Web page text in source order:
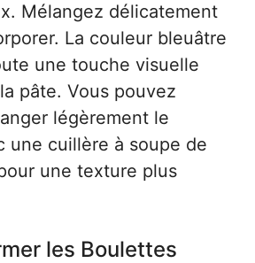
Mélangez délicatement
La couleur bleuâtre
une touche visuelle
pâte. Vous pouvez
légèrement le
une cuillère à soupe de
une texture plus
les Boulettes